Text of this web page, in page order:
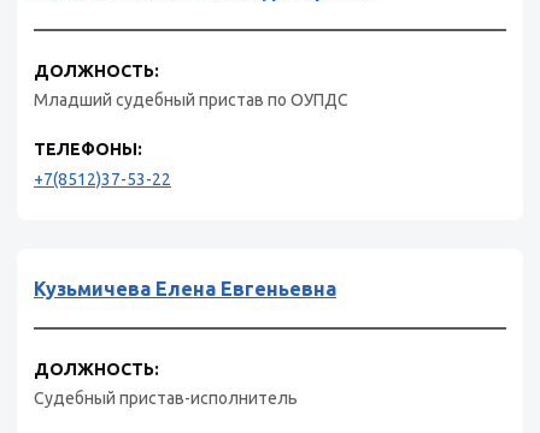
ДОЛЖНОСТЬ:
Младший судебный пристав по ОУПДС
ТЕЛЕФОНЫ:
+7(8512)37-53-22
Кузьмичева Елена Евгеньевна
ДОЛЖНОСТЬ:
Судебный пристав-исполнитель